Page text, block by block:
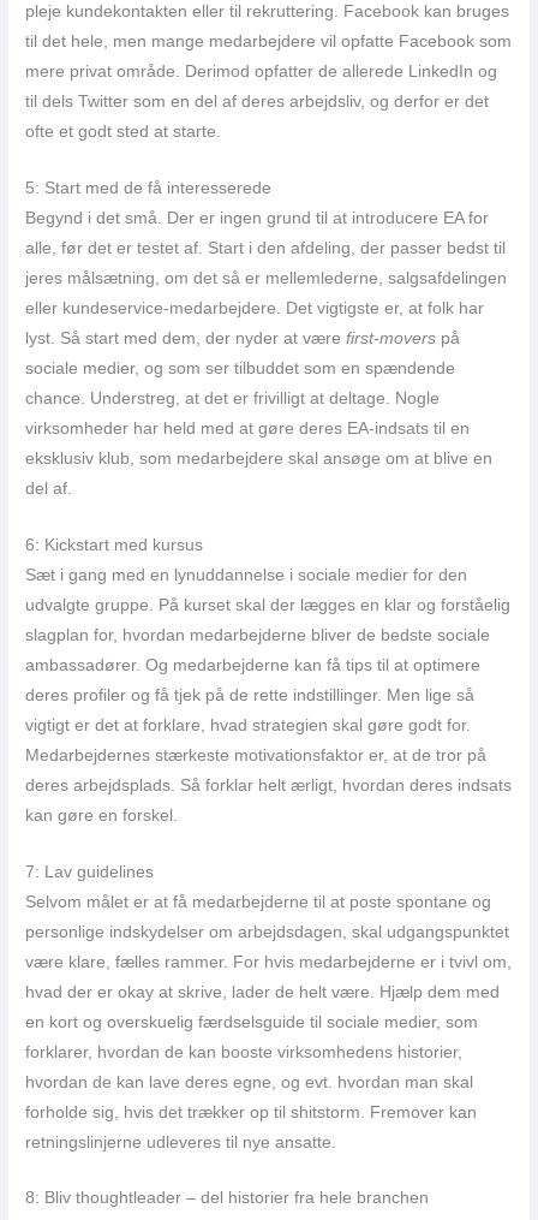
pleje kundekontakten eller til rekruttering. Facebook kan bruges
til det hele, men mange medarbejdere vil opfatte Facebook som
mere privat område. Derimod opfatter de allerede LinkedIn og
til dels Twitter som en del af deres arbejdsliv, og derfor er det
ofte et godt sted at starte.
5: Start med de få interesserede
Begynd i det små. Der er ingen grund til at introducere EA for
alle, før det er testet af. Start i den afdeling, der passer bedst til
jeres målsætning, om det så er mellemlederne, salgsafdelingen
eller kundeservice-medarbejdere. Det vigtigste er, at folk har
lyst. Så start med dem, der nyder at værefirst-movers på
sociale medier, og som ser tilbuddet som en spændende
chance. Understreg, at det er frivilligt at deltage. Nogle
virksomheder har held med at gøre deres EA-indsats til en
eksklusiv klub, som medarbejdere skal ansøge om at blive en
del af.
6: Kickstart med kursus
Sæt i gang med en lynuddannelse i sociale medier for den
udvalgte gruppe. På kurset skal der lægges en klar og forståelig
slagplan for, hvordan medarbejderne bliver de bedste sociale
ambassadører. Og medarbejderne kan få tips til at optimere
deres profiler og få tjek på de rette indstillinger. Men lige så
vigtigt er det at forklare, hvad strategien skal gøre godt for.
Medarbejdernes stærkeste motivationsfaktor er, at de tror på
deres arbejdsplads. Så forklar helt ærligt, hvordan deres indsats
kan gøre en forskel.
7: Lav guidelines
Selvom målet er at få medarbejderne til at poste spontane og
personlige indskydelser om arbejdsdagen, skal udgangspunktet
være klare, fælles rammer. For hvis medarbejderne er i tvivl om,
hvad der er okay at skrive, lader de helt være. Hjælp dem med
en kort og overskuelig færdselsguide til sociale medier, som
forklarer, hvordan de kan booste virksomhedens historier,
hvordan de kan lave deres egne, og evt. hvordan man skal
forholde sig, hvis det trækker op til shitstorm. Fremover kan
retningslinjerne udleveres til nye ansatte.
8: Bliv thoughtleader – del historier fra hele branchen